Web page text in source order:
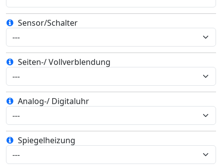
Sensor/Schalter
Seiten-/ Vollverblendung
Analog-/ Digitaluhr
Spiegelheizung